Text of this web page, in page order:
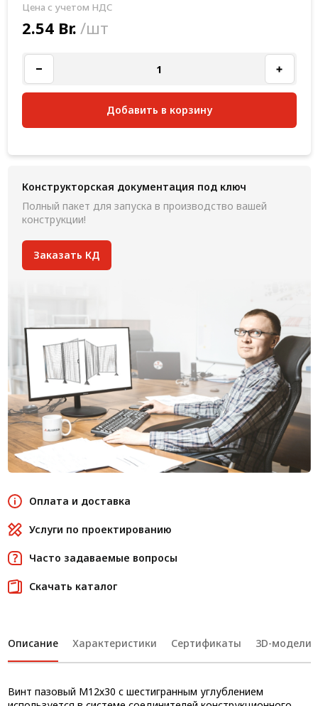
Цена с учетом НДС
2.54 Br. /шт
Добавить в корзину
Конструкторская документация под ключ
Полный пакет для запуска в производство вашей
конструкции!
Заказать КД
Оплата и доставка
Услуги по проектированию
Часто задаваемые вопросы
Скачать каталог
Описание Характеристики Сертификаты 3D-модели
Винт пазовый М12х30 с шестигранным углублением